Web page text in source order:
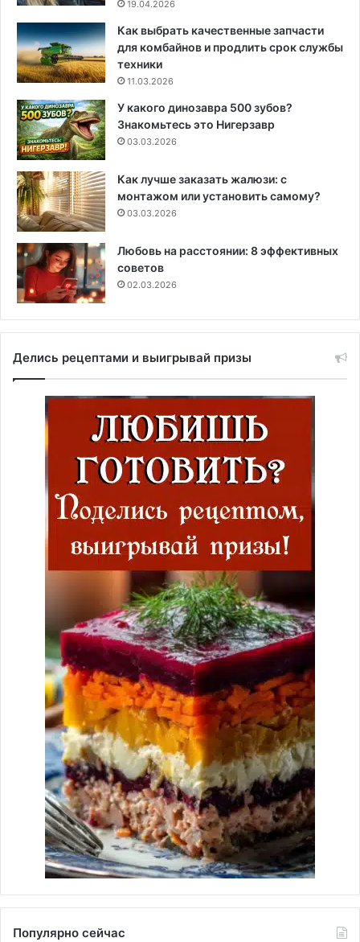
19.04.2026
Как выбрать качественные запчасти
для комбайнов и продлить срок службы
техники
11.03.2026
У какого динозавра 500 зубов?
Знакомьтесь это Нигерзавр
03.03.2026
Как лучше заказать жалюзи: с
монтажом или установить самому?
03.03.2026
Любовь на расстоянии: 8 эффективных
советов
02.03.2026
Делись рецептами и выигрывай призы
Популярно сейчас